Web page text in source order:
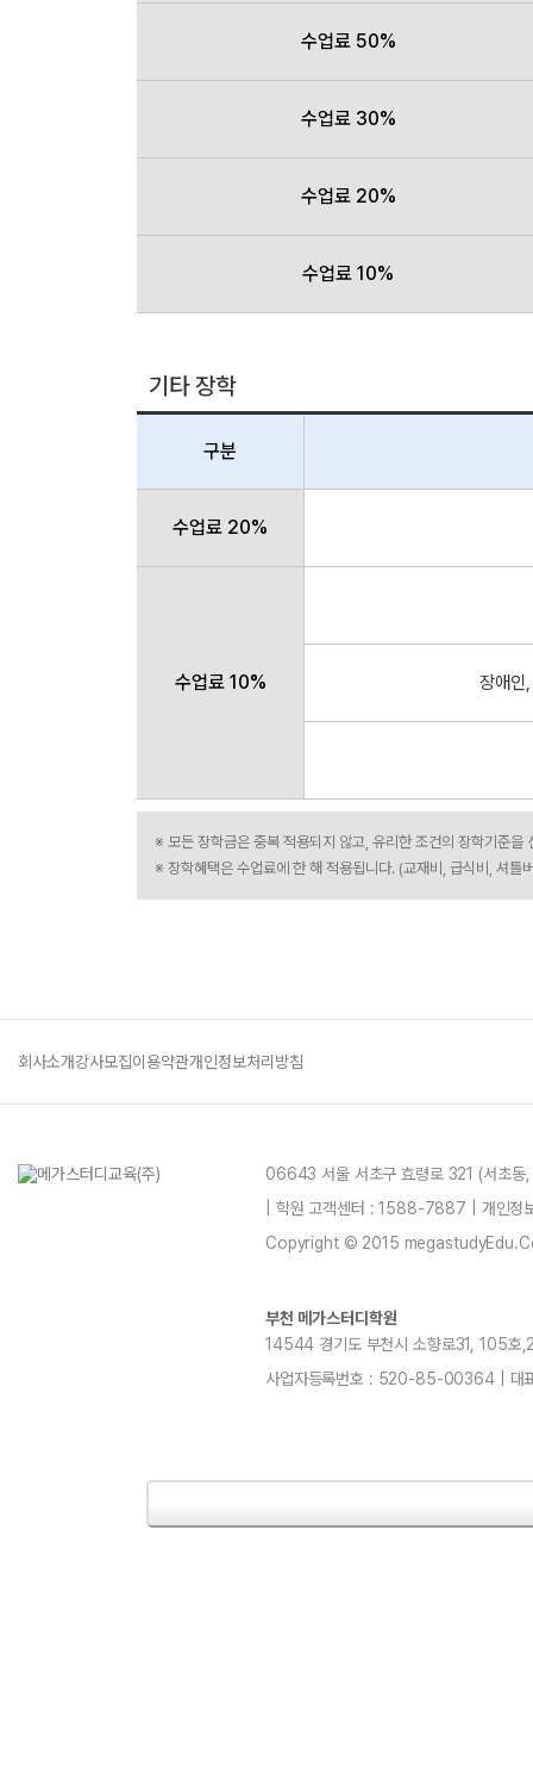
수업료 50%
수업료 30%
수업료 20%
수업료 10%
기타 장학
구분
수업료 20%
수업료 10% 장애인
※ 모든 장학금은 중복 적용되지 않고, 유리한 조건의 장학기준을
※ 장학혜택은 수업료에 한 해 적용됩니다. (교재비, 급식비, 셔틀
회사소개강사모집이용약관개인정보처리방침
06643 서울 서초구 효령로 321 (서초
| 학원 고객센터 : 1588-7887 | 개인
Copyright © 2015
부천 메가스터디학원
14544 경기도 부천시 소향로31, 105
사업자등록번호 : 520-85-00364 | 대